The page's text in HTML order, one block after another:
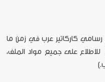
كاركاتير عرب في زمن ما
للاطلاع على جميع مواد الملف،